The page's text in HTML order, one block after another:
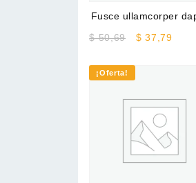
Fusce ullamcorper
$50,69
Original
was:
$ 50,69.
$ 37,79
¡Oferta!